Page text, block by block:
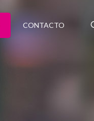
CONTACTO